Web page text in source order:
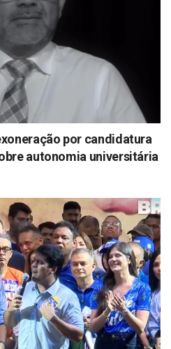
por candidatura
autonomia universitária